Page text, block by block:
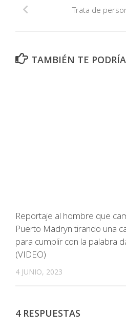
Trata de
TAMBIÉN TE
Reportaje al hombre que
Puerto Madryn tirando una
para cumplir con la palabra
(VIDEO)
4 JUNIO, 2023
4 RESPUESTAS